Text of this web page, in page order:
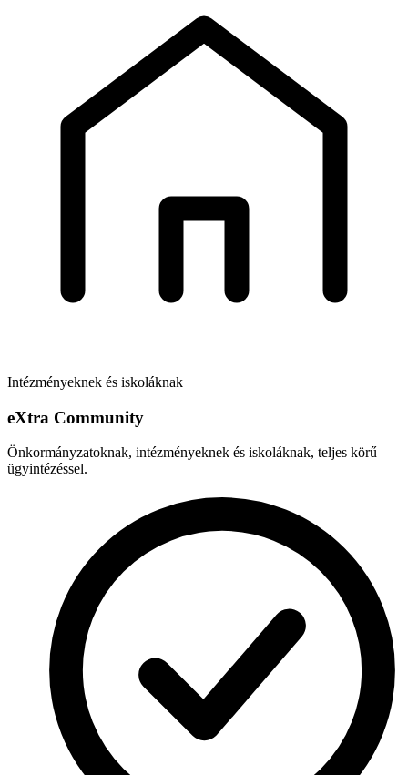
Intézményeknek és iskoláknak
eXtra Community
Önkormányzatoknak, intézményeknek és iskoláknak, teljes körű
ügyintézéssel.